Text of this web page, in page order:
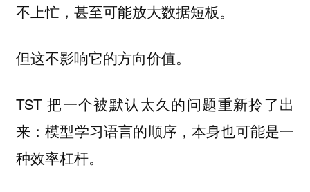
不上忙，甚至可能放大数据短板。
但这不影响它的方向价值。
TST 把一个被默认太久的问题重新拎了出
来：模型学习语言的顺序，本身也可能是一
种效率杠杆。